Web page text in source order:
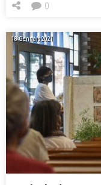
0
18 Gennaio 2021